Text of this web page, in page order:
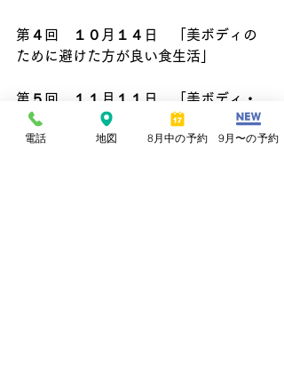
第４回　１０月１４日　「美ボディの
ために避けた方が良い食生活」
第５回　１１月１１日　「美ボディ・
身体づくりレシピ①」
電話 地図 8月中の予約 9月〜の予約